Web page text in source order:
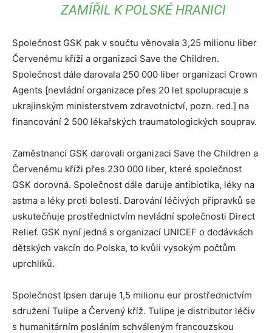
ZAMÍŘIL K POLSKÉ HRANICI
Společnost GSK pak v součtu věnovala 3,25 milionu liber
Červenému kříži a organizaci Save the Children.
Společnost dále darovala 250 000 liber organizaci Crown
Agents [nevládní organizace přes 20 let spolupracuje s
ukrajinským ministerstvem zdravotnictví, pozn. red.] na
financování 2 500 lékařských traumatologických souprav.
Zaměstnanci GSK darovali organizaci Save the Children a
Červenému kříži přes 230 000 liber, které společnost
GSK dorovná. Společnost dále daruje antibiotika, léky na
astma a léky proti bolesti. Darování léčivých přípravků se
uskutečňuje prostřednictvím nevládní společnosti Direct
Relief. GSK nyní jedná s organizací UNICEF o dodávkách
dětských vakcín do Polska, to kvůli vysokým počtům
uprchlíků.
Společnost Ipsen daruje 1,5 milionu eur prostřednictvím
sdružení Tulipe a Červený kříž. Tulipe je distributor léčiv
s humanitárním posláním schváleným francouzskou